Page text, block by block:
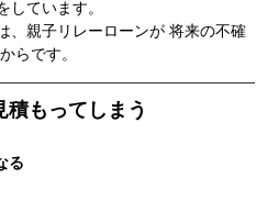
しています。
、親子リレーローンが 将来の不確
らです。
もってしまう
る